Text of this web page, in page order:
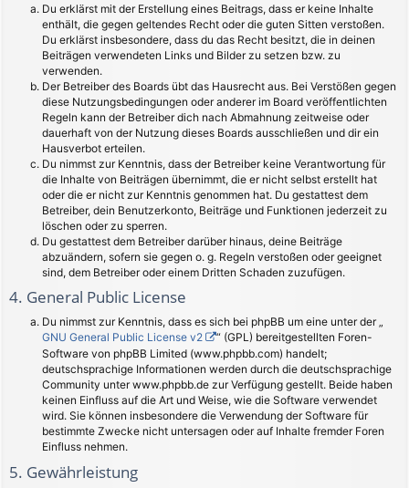
Du erklärst mit der Erstellung eines Beitrags, dass er keine Inhalte
enthält, die gegen geltendes Recht oder die guten Sitten verstoßen.
Du erklärst insbesondere, dass du das Recht besitzt, die in deinen
Beiträgen verwendeten Links und Bilder zu setzen bzw. zu
verwenden.
Der Betreiber des Boards übt das Hausrecht aus. Bei Verstößen gegen
diese Nutzungsbedingungen oder anderer im Board veröffentlichten
Regeln kann der Betreiber dich nach Abmahnung zeitweise oder
dauerhaft von der Nutzung dieses Boards ausschließen und dir ein
Hausverbot erteilen.
Du nimmst zur Kenntnis, dass der Betreiber keine Verantwortung für
die Inhalte von Beiträgen übernimmt, die er nicht selbst erstellt hat
oder die er nicht zur Kenntnis genommen hat. Du gestattest dem
Betreiber, dein Benutzerkonto, Beiträge und Funktionen jederzeit zu
löschen oder zu sperren.
Du gestattest dem Betreiber darüber hinaus, deine Beiträge
abzuändern, sofern sie gegen o. g. Regeln verstoßen oder geeignet
sind, dem Betreiber oder einem Dritten Schaden zuzufügen.
4. General Public License
Du nimmst zur Kenntnis, dass es sich bei phpBB um eine unter der „
GNU General Public License v2
“ (GPL) bereitgestellten Foren-
Software von phpBB Limited (www.phpbb.com) handelt;
deutschsprachige Informationen werden durch die deutschsprachige
Community unter www.phpbb.de zur Verfügung gestellt. Beide haben
keinen Einfluss auf die Art und Weise, wie die Software verwendet
wird. Sie können insbesondere die Verwendung der Software für
bestimmte Zwecke nicht untersagen oder auf Inhalte fremder Foren
Einfluss nehmen.
5. Gewährleistung